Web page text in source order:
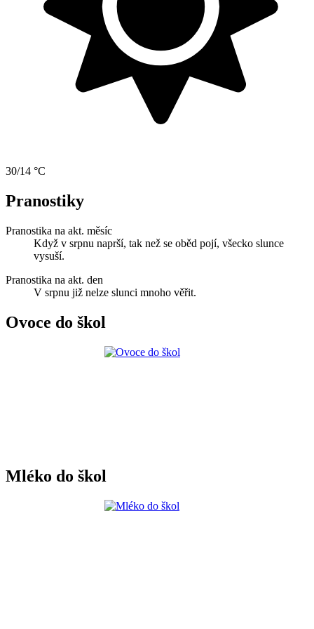
30/14 °C
Pranostiky
Pranostika na akt. měsíc
Když v srpnu naprší, tak než se oběd pojí, všecko slunce
vysuší.
Pranostika na akt. den
V srpnu již nelze slunci mnoho věřit.
Ovoce do škol
Mléko do škol